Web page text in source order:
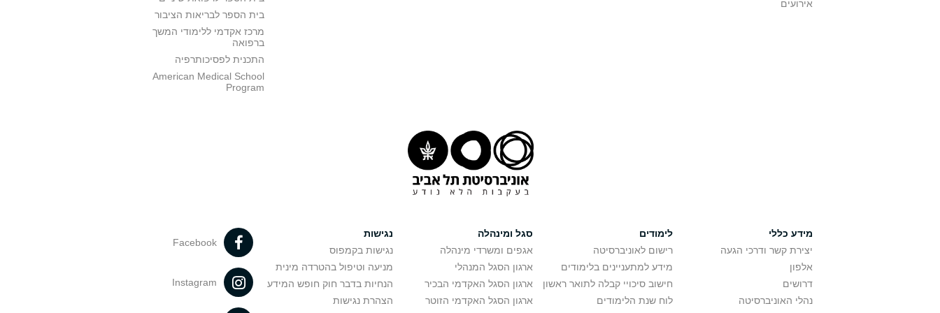
אירועים
בית הספר לבריאות הציבור
מרכז אקדמי ללימודי המשך
ברפואה
התכנית לפסיכותרפיה
American Medical School
Program
מידע כללי
יצירת קשר ודרכי הגעה
אלפון
דרושים
נהלי האוניברסיטה
לימודים
רישום לאוניברסיטה
מידע למתעניינים בלימודים
חישוב סיכויי קבלה לתואר ראשון
לוח שנת הלימודים
סגל ומינהלה
אגפים ומשרדי מינהלה
ארגון הסגל המנהלי
ארגון הסגל האקדמי הבכיר
ארגון הסגל האקדמי הזוטר
נגישות
נגישות בקמפוס
מניעה וטיפול בהטרדה מינית
הנחיות בדבר חוק חופש המידע
הצהרת נגישות
Facebook
Instagram